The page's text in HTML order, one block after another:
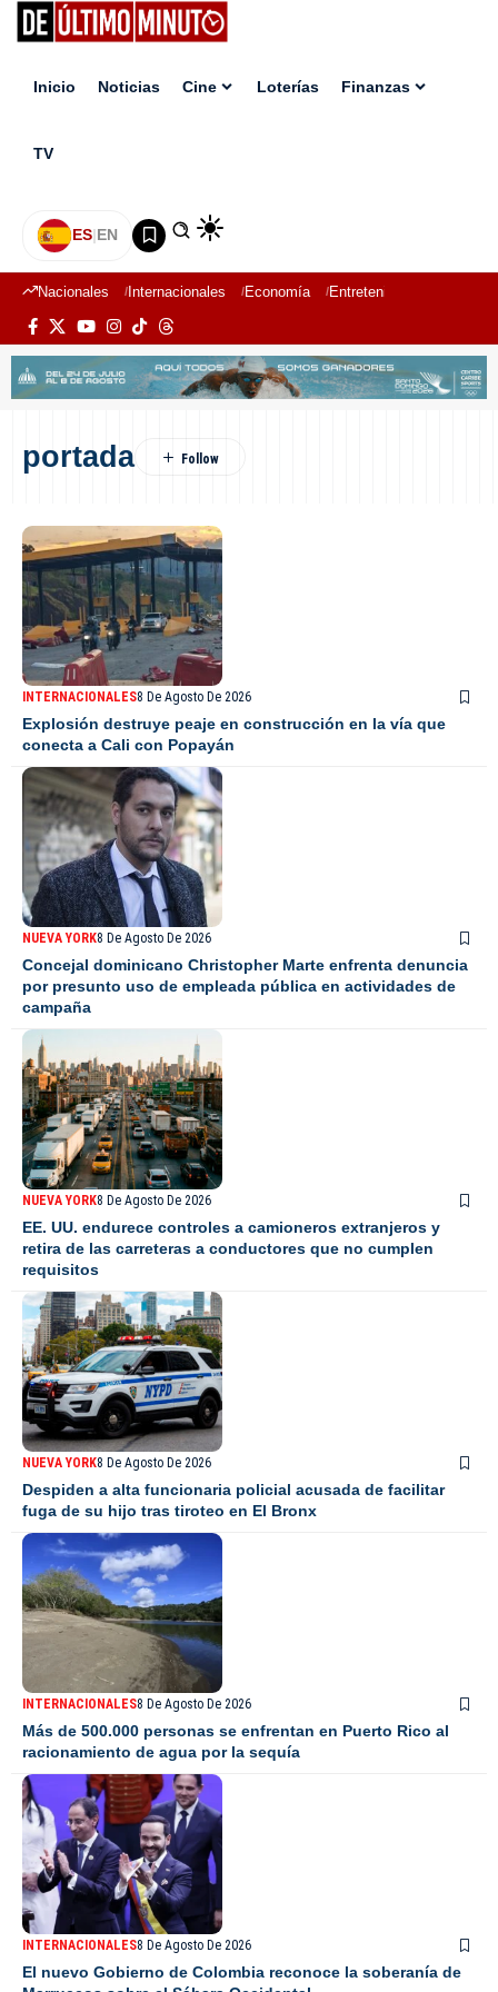
Inicio Noticias Cine Loterías Finanzas
TV
ES|EN
Nacionales Internacionales Economía Entretenimiento
portada
INTERNACIONALES8 De Agosto De 2026
Explosión destruye peaje en construcción en la vía que
conecta a Cali con Popayán
NUEVA YORK8 De Agosto De 2026
Concejal dominicano Christopher Marte enfrenta denuncia
por presunto uso de empleada pública en actividades de
campaña
NUEVA YORK8 De Agosto De 2026
EE. UU. endurece controles a camioneros extranjeros y
retira de las carreteras a conductores que no cumplen
requisitos
NUEVA YORK8 De Agosto De 2026
Despiden a alta funcionaria policial acusada de facilitar
fuga de su hijo tras tiroteo en El Bronx
INTERNACIONALES8 De Agosto De 2026
Más de 500.000 personas se enfrentan en Puerto Rico al
racionamiento de agua por la sequía
INTERNACIONALES8 De Agosto De 2026
El nuevo Gobierno de Colombia reconoce la soberanía de